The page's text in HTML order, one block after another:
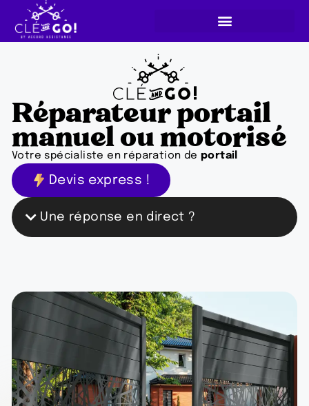
Réparateur portail
manuel ou motorisé
Votre spécialiste en réparation de portail
Devis express !
Une réponse en direct ?